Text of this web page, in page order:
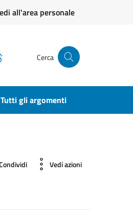
all'area personale
Cerca
Tutti gli argomenti
Vedi azioni